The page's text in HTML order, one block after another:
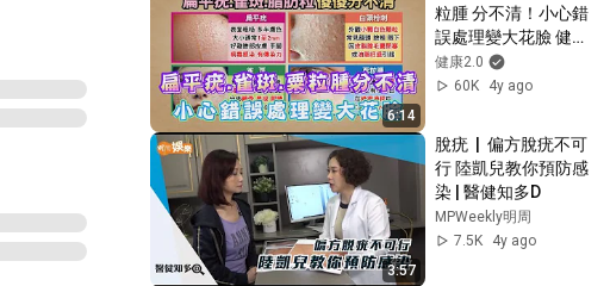
鼻敏人士必讀 舒緩急救大法
AQ Bio Technology Group Limited
21
殺菌≠健康 可以入口的防疫產
品
AQ Bio Technology Group Limited
22
7年鼻敏康復 幼女少病痛
AQ Bio Technology Group Limited
23
天氣潮濕 誘發濕疹
6:14
粒腫 分不清！小心錯
誤處理變大花臉 健康
2.0 精華
健康2.0
60K
4y ago
3:57
脫疣  |  偏方脫疣不可
行 陸凱兒教你預防感
染 | 醫健知多D
MPWeekly明周
7.5K
4y ago